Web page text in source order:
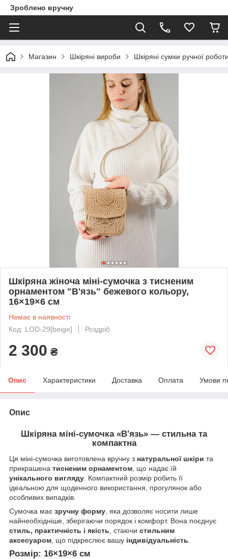
Зроблено вручну
Магазин Шкіряні вироби Шкіряні сумки ручної
Шкіряна жіноча міні-сумочка з тисненим
орнаментом "В'язь" бежевого кольору,
16×19×6 см
Немає в наявності
Код: LOD-29[beige]
Роздріб
2 300 ₴
Опис Характеристики Доставка Оплата Умови
Опис
Шкіряна міні-сумочка «В'язь» — стильна та
компактна
Ця міні-сумочка виготовлена вручну з натуральної шкіри та
прикрашена тисненим орнаментом , що надає їй
унікального вигляду . Компактний розмір робить її
ідеальною для щоденного використання, прогулянок або
особливих випадків.
Сумочка має зручну форму , яка дозволяє носити лише
найнеобхідніше, зберігаючи порядок і комфорт. Вона поєднує
стиль, практичність і якість , стаючи стильним
аксесуаром , що підкреслює вашу індивідуальність
Розмір: 16×19×6 см